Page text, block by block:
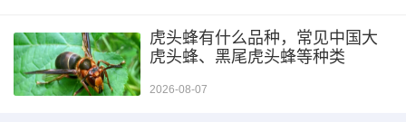
虎头蜂有什么品种，常见中国大
虎头蜂、黑尾虎头蜂等种类
2026-08-07